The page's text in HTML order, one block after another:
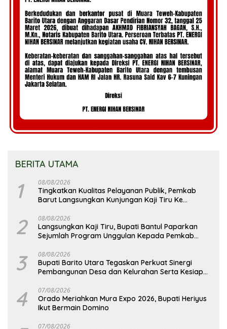
BERITA UTAMA
1 08/08/2026
Tingkatkan Kualitas Pelayanan Publik, Pemkab
Barut Langsungkan Kunjungan Kaji Tiru Ke
2 08/08/2026
Langsungkan Kaji Tiru, Bupati Bantul Paparkan
Sejumlah Program Unggulan Kepada Pemkab
3 08/08/2026
Bupati Barito Utara Tegaskan Perkuat Sinergi
Pembangunan Desa dan Kelurahan Serta Kesiapan
4 07/08/2026
Orado Meriahkan Mura Expo 2026, Bupati Heriyus
Ikut Bermain Domino
07/08/2026